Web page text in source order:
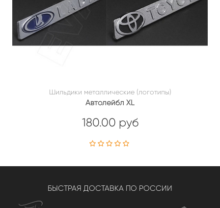
Шильдики металлические (логотипы)
Автолейбл XL
180.00 руб
БЫСТРАЯ ДОСТАВКА ПО РОССИИ